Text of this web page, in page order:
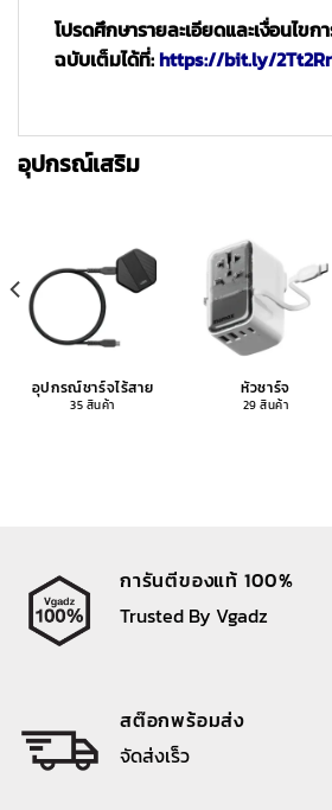
โปรดศึกษารายละเอียดและเงื่อนไข
ฉบับเต็มได้ที่:https://bit.ly/
อุปกรณ์เสริม
อุปกรณ์ชาร์จไร้สาย
35 สินค้า
หัวชาร์จ
29 สินค้า
การันตีของแท้ 100%
Trusted By Vgadz
สต๊อกพร้อมส่ง
จัดส่งเร็ว